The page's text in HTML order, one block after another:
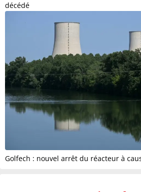
décédé
Golfech : nouvel arrêt du réacteur à